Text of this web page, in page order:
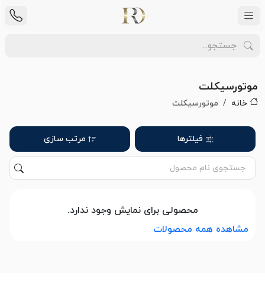
موتورسیکلت
خانه موتورسیکلت
فیلترها مرتب سازی
محصولی برای نمایش وجود ندارد.
مشاهده همه محصولات